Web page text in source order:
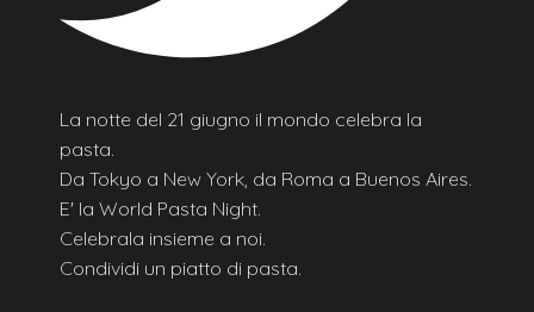
La notte del 21 giugno il mondo celebra la
pasta.
Da Tokyo a New York, da Roma a Buenos Aires.
E' la World Pasta Night.
Celebrala insieme a noi.
Condividi un piatto di pasta.